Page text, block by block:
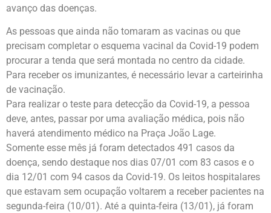
avanço das doenças.
As pessoas que ainda não tomaram as vacinas ou que
precisam completar o esquema vacinal da Covid-19 podem
procurar a tenda que será montada no centro da cidade.
Para receber os imunizantes, é necessário levar a carteirinha
de vacinação.
Para realizar o teste para detecção da Covid-19, a pessoa
deve, antes, passar por uma avaliação médica, pois não
haverá atendimento médico na Praça João Lage.
Somente esse mês já foram detectados 491 casos da
doença, sendo destaque nos dias 07/01 com 83 casos e o
dia 12/01 com 94 casos da Covid-19. Os leitos hospitalares
que estavam sem ocupação voltarem a receber pacientes na
segunda-feira (10/01). Até a quinta-feira (13/01), já foram